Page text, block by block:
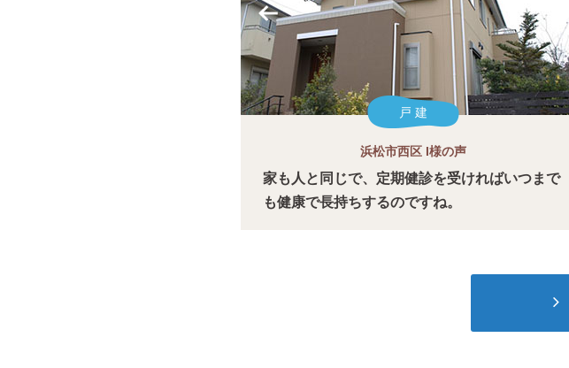
戸 建
浜松市西区 I様の声
家も人と同じで、定期健診を受ければいつまで
も健康で長持ちするのですね。